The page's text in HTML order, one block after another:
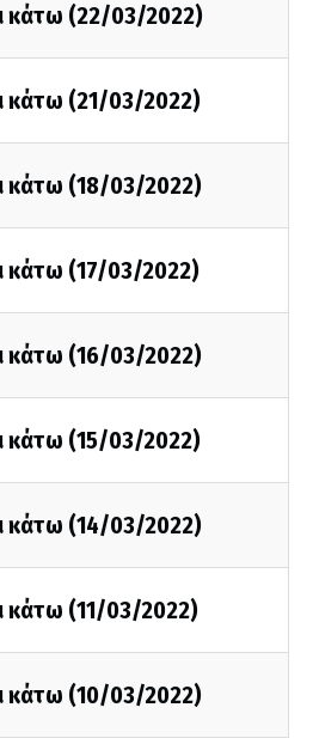
κάτω (22/03/2022)
κάτω (21/03/2022)
κάτω (18/03/2022)
κάτω (17/03/2022)
κάτω (16/03/2022)
κάτω (15/03/2022)
κάτω (14/03/2022)
κάτω (11/03/2022)
κάτω (10/03/2022)